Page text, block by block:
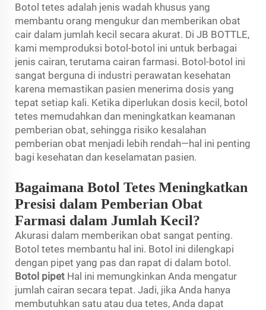
Botol tetes adalah jenis wadah khusus yang
membantu orang mengukur dan memberikan obat
cair dalam jumlah kecil secara akurat. Di JB BOTTLE,
kami memproduksi botol-botol ini untuk berbagai
jenis cairan, terutama cairan farmasi. Botol-botol ini
sangat berguna di industri perawatan kesehatan
karena memastikan pasien menerima dosis yang
tepat setiap kali. Ketika diperlukan dosis kecil, botol
tetes memudahkan dan meningkatkan keamanan
pemberian obat, sehingga risiko kesalahan
pemberian obat menjadi lebih rendah—hal ini penting
bagi kesehatan dan keselamatan pasien.
Bagaimana Botol Tetes Meningkatkan
Presisi dalam Pemberian Obat
Farmasi dalam Jumlah Kecil?
Akurasi dalam memberikan obat sangat penting.
Botol tetes membantu hal ini. Botol ini dilengkapi
dengan pipet yang pas dan rapat di dalam botol.
Botol pipet Hal ini memungkinkan Anda mengatur
jumlah cairan secara tepat. Jadi, jika Anda hanya
membutuhkan satu atau dua tetes, Anda dapat